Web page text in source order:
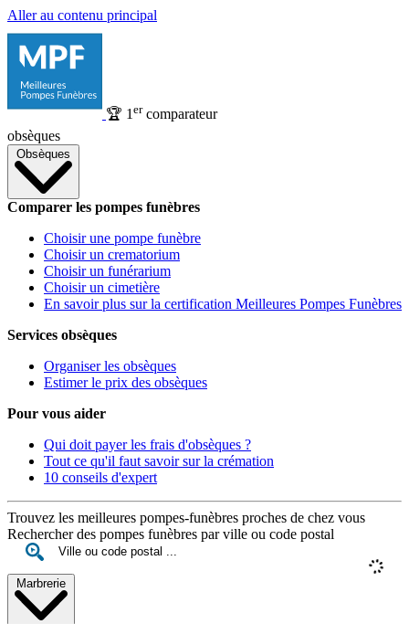
Aller au contenu principal
🏆 1 ercomparateur
obsèques
Obsèques
Comparer les pompes funèbres
Choisir une pompe funèbre
Choisir un crematorium
Choisir un funérarium
Choisir un cimetière
En savoir plus sur la certification Meilleures Pompes Funèbres
Services obsèques
Organiser les obsèques
Estimer le prix des obsèques
Pour vous aider
Qui doit payer les frais d'obsèques ?
Tout ce qu'il faut savoir sur la crémation
10 conseils d'expert
Trouvez les meilleures pompes-funèbres proches de chez vous
Rechercher des pompes funèbres par ville ou code postal
Marbrerie